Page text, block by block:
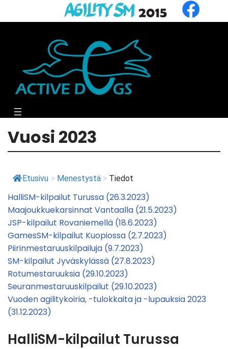
Vuosi 2023
Etusivu > Menestystä > Tiedot
HalliSM-kilpailut Turussa (26.3.2023)
Maajoukkuekarsinnat Vantaalla (21.5.2023)
JSP-kilpailut Rovaniemellä (18.6.2023)
GamesSM-kilpailut Kuopiossa (2.7.2023)
Piirinmestaruuskilpailuja (9.7.2023)
SM-kilpailut Jyväskylässä (27.8.2023)
Rotumestaruuksia (29.10.2023)
Seuranmestaruuskilpailut (29.10.2023)
Vuoden agilitykoiria, -tulokkaita ja -lupauksia 2023
(31.12.2023)
HalliSM-kilpailut Turussa